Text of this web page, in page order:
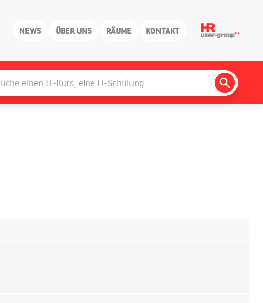
NEWS ÜBER UNS RÄUME KONTAKT
Search
Button